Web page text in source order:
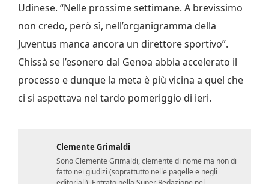
Udinese. “Nelle prossime settimane. A brevissimo
non credo, però sì, nell’organigramma della
Juventus manca ancora un direttore sportivo”.
Chissà se l’esonero dal Genoa abbia accelerato il
processo e dunque la meta è più vicina a quel che
ci si aspettava nel tardo pomeriggio di ieri.
Clemente Grimaldi
Sono Clemente Grimaldi, clemente di nome ma non di
fatto nei giudizi (soprattutto nelle pagelle e negli